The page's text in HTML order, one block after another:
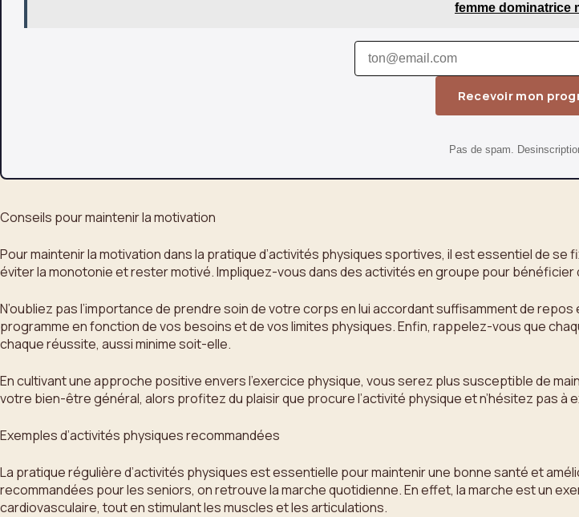
femme dominatrice
Recevoir mon
Pas de spam.
Conseils pour maintenir la motivation
Pour maintenir la motivation dans la pratique d’activités physiques sportives, il est essentiel de
éviter la monotonie et rester motivé. Impliquez-vous dans des activités en groupe pour
N’oubliez pas l’importance de prendre soin de votre corps en lui accordant suffisamment de
programme en fonction de vos besoins et de vos limites physiques. Enfin, rappelez-vous que
chaque réussite, aussi minime soit-elle.
En cultivant une approche positive envers l’exercice physique, vous serez plus susceptible de
votre bien-être général, alors profitez du plaisir que procure l’activité physique et n’hésitez pas
Exemples d’activités physiques recommandées
La pratique régulière d’activités physiques est essentielle pour maintenir une bonne santé et
recommandées pour les seniors, on retrouve la marche quotidienne. En effet, la marche est un
cardiovasculaire, tout en stimulant les muscles et les articulations.